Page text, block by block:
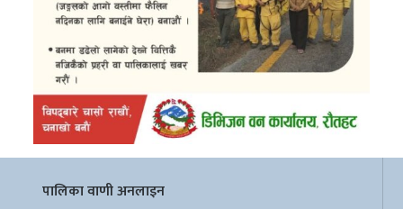
पालिका वाणी अनलाइन